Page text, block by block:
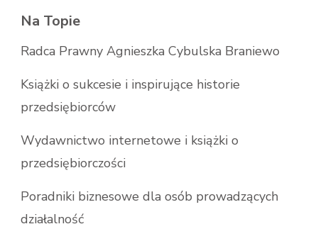
Na Topie
Radca Prawny Agnieszka Cybulska Braniewo
Książki o sukcesie i inspirujące historie
przedsiębiorców
Wydawnictwo internetowe i książki o
przedsiębiorczości
Poradniki biznesowe dla osób prowadzących
działalność